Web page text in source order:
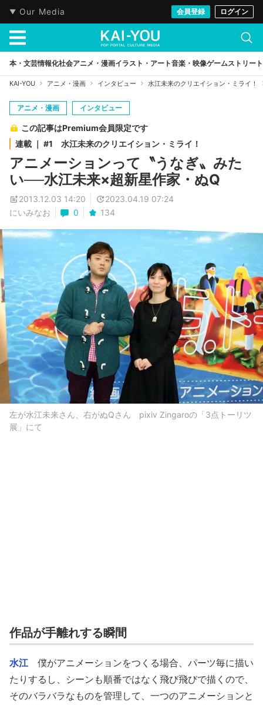
Our Media 会員登録 ログイン
本・文芸情報化社会アニメ・漫画イラスト・アート音楽・映像ゲームストリート
KAI-YOU アニメ・漫画 インタビュー 水江未来のクリエイション・ミライ！
アニメ・漫画 インタビュー
この記事はPremium会員限定です
連載 ｜ #1 水江未来のクリエイション・ミライ！
アニメーションって〝うなぎ〟みた
い──水江未来×超新星作家・ぬQ
2013.12.03 14:20
2023.04.19 07:24
にいみなお
0 134
左が水江未来さん、右がぬQさん pixiv Zingaroの「3点トーリツ
展」にて
作品が手離れする瞬間
水江 僕がアニメーションをつくる場合、パーツ毎に描い
たりするし、シーンも順番ではなく飛び飛びで描くので、
そのバラバラなものを管理して、一つのアニメーションと